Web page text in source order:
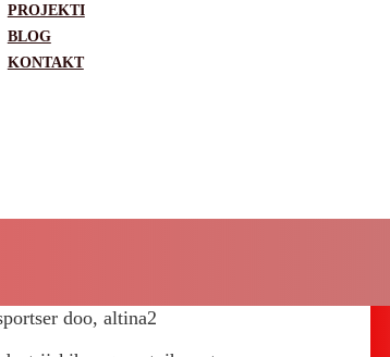
PROJEKTI
BLOG
KONTAKT